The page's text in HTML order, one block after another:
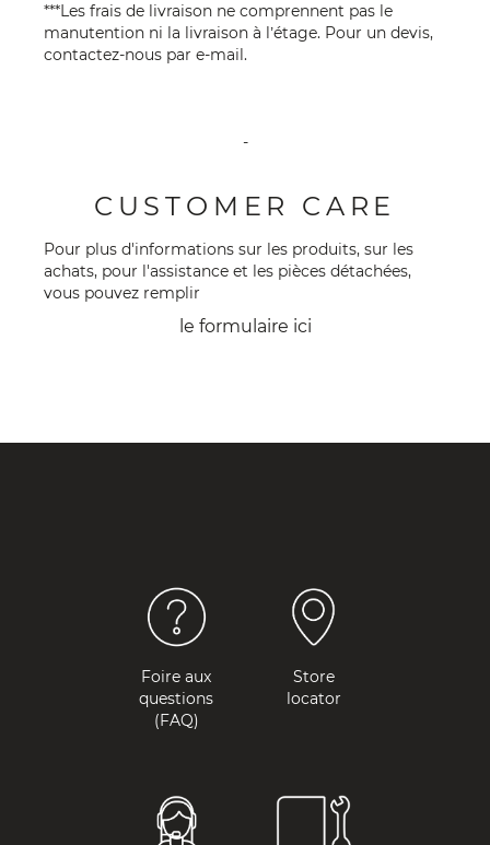
***Les frais de livraison ne comprennent pas le
manutention ni la livraison à l’étage. Pour un devis,
contactez-nous par e-mail.
-
CUSTOMER CARE
Pour plus d'informations sur les produits, sur les
achats, pour l'assistance et les pièces détachées,
vous pouvez remplir
le formulaire ici
Foire aux
questions
(FAQ)
Store
locator